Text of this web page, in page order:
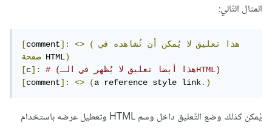
المثال التّالي:
[comment]: <> (هذا تعليق لا يُمكن أن تُشاهده
في
صفحة HTML)
[c]:
# (هذا أيضا تعليق لا يُظهر في الـHTML)
[comment]: <> (a reference style link.)
يُمكن كذلك وضع التّعليق داخل وسم HTML وتعطيل عرضه باستخدام